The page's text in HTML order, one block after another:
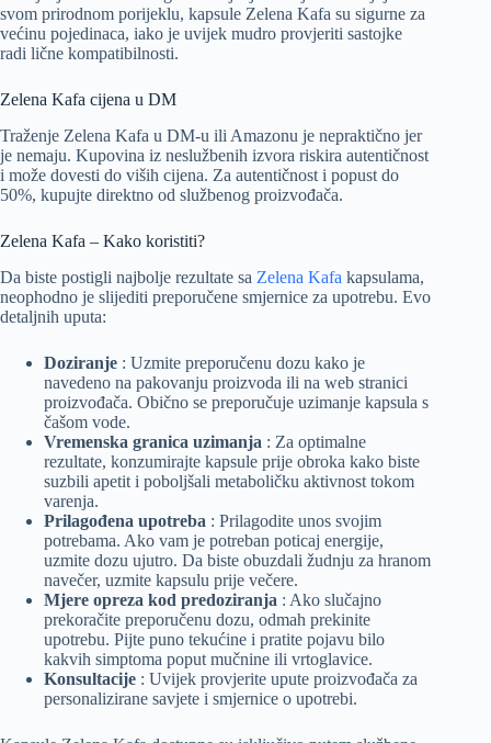
svom prirodnom porijeklu, kapsule Zelena Kafa su sigurne za
većinu pojedinaca, iako je uvijek mudro provjeriti sastojke
radi lične kompatibilnosti.
Zelena Kafa cijena u DM
Traženje Zelena Kafa u DM-u ili Amazonu je nepraktično jer
je nemaju. Kupovina iz neslužbenih izvora riskira autentičnost
i može dovesti do viših cijena. Za autentičnost i popust do
50%, kupujte direktno od službenog proizvođača.
Zelena Kafa – Kako koristiti?
Da biste postigli najbolje rezultate sa Zelena Kafa kapsulama,
neophodno je slijediti preporučene smjernice za upotrebu. Evo
detaljnih uputa:
Doziranje : Uzmite preporučenu dozu kako je
navedeno na pakovanju proizvoda ili na web stranici
proizvođača. Obično se preporučuje uzimanje kapsula s
čašom vode.
Vremenska granica uzimanja : Za optimalne
rezultate, konzumirajte kapsule prije obroka kako biste
suzbili apetit i poboljšali metaboličku aktivnost tokom
varenja.
Prilagođena upotreba : Prilagodite unos svojim
potrebama. Ako vam je potreban poticaj energije,
uzmite dozu ujutro. Da biste obuzdali žudnju za hranom
navečer, uzmite kapsulu prije večere.
Mjere opreza kod predoziranja : Ako slučajno
prekoračite preporučenu dozu, odmah prekinite
upotrebu. Pijte puno tekućine i pratite pojavu bilo
kakvih simptoma poput mučnine ili vrtoglavice.
Konsultacije : Uvijek provjerite upute proizvođača za
personalizirane savjete i smjernice o upotrebi.